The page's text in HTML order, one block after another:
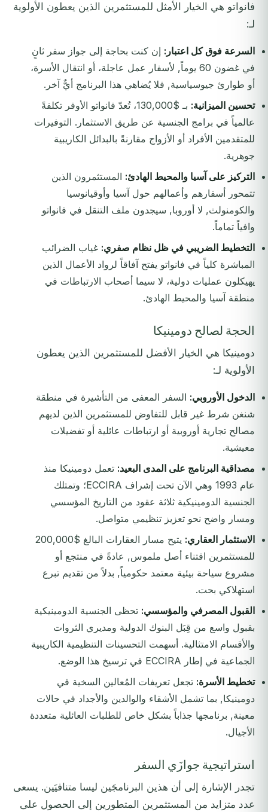
فانواتو هي الخيار الأمثل للمستثمرين الذين يعطون الأولوية
لـ:
السرعة فوق كل اعتبار: إن كنت بحاجة إلى جواز سفر ثانٍ
في غضون 60 يوماً, لأسفار عمل عاجلة، أو انتقال الأسرة،
أو طوارئ جيوسياسية, فلا يُضاهي هذا البرنامج أيٌّ آخر.
تحسين الميزانية:
بـ $130,000، تُعدّ فانواتو الأوفر تكلفةً
عالمياً في برامج الجنسية عن طريق الاستثمار. التوفيرات
للمتقدمين الأفراد أو الأزواج مقارنةً بالبدائل الكاريبية
جوهرية.
التركيز على آسيا والمحيط الهادئ: المستثمرون الذين
تتمحور أسفارهم وأعمالهم حول آسيا وأوقيانوسيا
والكومنولث, لا أوروبا, سيجدون ملف التنقل في فانواتو
وافياً تماماً.
التخطيط الضريبي في ظل نظام صفري: غياب الضرائب
المباشرة كلياً في فانواتو يفتح آفاقاً لرواد الأعمال الذين
يهيكلون عمليات دولية، لا سيما أصحاب الارتباطات في
منطقة آسيا والمحيط الهادئ.
الحجة لصالح دومينيكا
دومينيكا هي الخيار الأفضل للمستثمرين الذين يعطون
الأولوية لـ:
الدخول الأوروبي: السفر المعفى من التأشيرة في منطقة
شنغن شرط غير قابل للتفاوض للمستثمرين الذين لديهم
مصالح تجارية أوروبية أو ارتباطات عائلية أو تفضيلات
معيشية.
مصداقية البرنامج على المدى البعيد: تعمل دومينيكا منذ
عام 1993 وهي الآن تحت إشراف ECCIRA؛ وتمتلك
الجنسية الدومينيكية ثلاثة عقود من التاريخ المؤسسي
ومسار واضح نحو تعزيز تنظيمي متواصل.
الاستثمار العقاري:
يتيح مسار العقارات البالغ $200,000
للمستثمرين اقتناء أصل ملموس, عادةً في منتجع أو
مشروع سياحة بيئية معتمد حكومياً, بدلاً من تقديم تبرع
استهلاكي بحت.
القبول المصرفي والمؤسسي: تحظى الجنسية الدومينيكية
بقبول واسع من قِبَل البنوك الدولية ومديري الثروات
والأقسام الامتثالية. أسهمت التحسينات التنظيمية الكاريبية
الجماعية في إطار ECCIRA في ترسيخ هذا الوضع.
تخطيط الأسرة: تجعل تعريفات المُعالين السخية في
دومينيكا, بما تشمل الأشقاء والوالدين والأجداد في حالات
معينة, برنامجها جذاباً بشكل خاص للطلبات العائلية متعددة
الأجيال.
استراتيجية جوازَي السفر
تجدر الإشارة إلى أن هذين البرنامجَين ليسا متنافيَين. يسعى
عدد متزايد من المستثمرين المتطورين إلى الحصول على